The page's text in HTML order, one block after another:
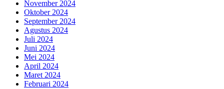
November 2024
Oktober 2024
September 2024
Agustus 2024
Juli 2024
Juni 2024
Mei 2024
April 2024
Maret 2024
Februari 2024